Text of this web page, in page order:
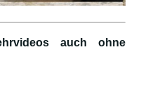
auch ohne